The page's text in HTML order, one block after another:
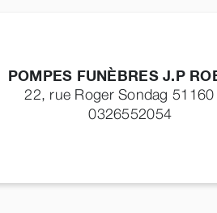
POMPES FUNÈBRES J.P
22, rue Roger Sondag 51160
0326552054